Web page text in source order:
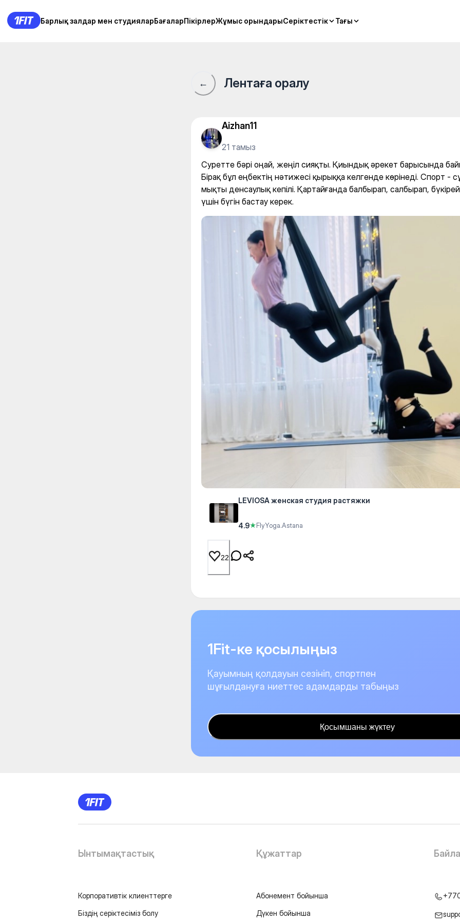
Барлық залдар мен студияларБағаларПікірлерЖұмыс орындарыСеріктестік Тағы
Барлық залдар мен студияларБағаларПікірлерЖұмыс орындарыСеріктестік Тағы
LEVIOSA женская студия растяжки — Hatha-yoga
← Лентаға оралу
Aizhan11
21 тамыз
Суретте бәрі оңай, жеңіл сияқты. Қиындық әрекет барысында
Бірақ бұл еңбектің нәтижесі қырыққа келгенде көрінеді. Спорт -
мықты денсаулық кепілі. Қартайғанда балбырап, салбырап,
үшін бүгін бастау керек.
LEVIOSA женская студия растяжки
4.9★FlyYoga.Astana
22
1Fit-ке қосылыңыз
Қауымның қолдауын сезініп, спортпен
шұғылдануға ниеттес адамдарды табыңыз
Қосымшаны жүктеу
Ынтымақтастық
Корпоративтік клиенттерге
Біздің серіктесіміз болу
Құжаттар
Абонемент бойынша
Дүкен бойынша